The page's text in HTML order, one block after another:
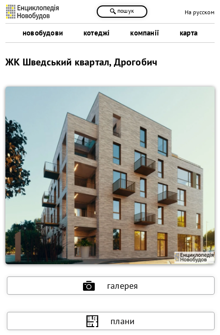
новобудови котеджі компанії карта
пошук На русском
ЖК Шведський квартал, Дрогобич
галерея
плани